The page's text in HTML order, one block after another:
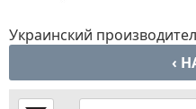
Украинский
‹